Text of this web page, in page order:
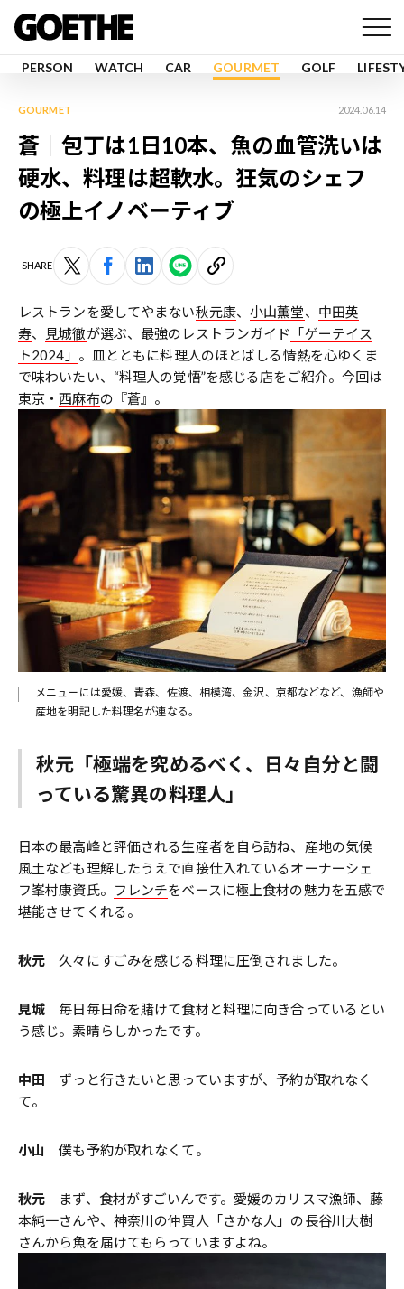
PERSON WATCH CAR GOURMET GOLF
GOURMET 2024.06.14
蒼｜包丁は1日10本、魚の血管洗いは
硬水、料理は超軟水。狂気のシェフ
の極上イノベーティブ
SHARE
レストランを愛してやまない秋元康、小山薫堂、 中田英
寿、 見城徹が選ぶ、最強のレストランガイド
「ゲーテイス
ト2024」 。皿とともに料理人のほとばしる情熱を心ゆくま
で味わいたい、“料理人の覚悟”を感じる店をご紹介。今回は
東京・西麻布の『蒼』。
メニューには愛媛、青森、佐渡、相模湾、金沢、京都などなど、漁師や
産地を明記した料理名が連なる。
秋元「極端を究めるべく、日々自分と闘
っている驚異の料理人」
日本の最高峰と評価される生産者を自ら訪ね、産地の気候
風土なども理解したうえで直接仕入れているオーナーシェ
フ峯村康資氏。
フレンチをベースに極上食材の魅力を五感で
堪能させてくれる。
秋元 久々にすごみを感じる料理に圧倒されました。
見城 毎日毎日命を賭けて食材と料理に向き合っているとい
う感じ。素晴らしかったです。
中田 ずっと行きたいと思っていますが、予約が取れなく
て。
小山 僕も予約が取れなくて。
秋元 まず、食材がすごいんです。愛媛のカリスマ漁師、藤
本純一さんや、神奈川の仲買人「さかな人」の長谷川大樹
さんから魚を届けてもらっていますよね。